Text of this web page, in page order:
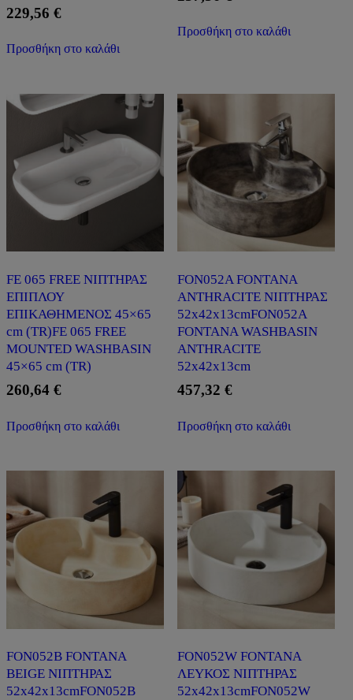
229,56 €
Προσθήκη στο καλάθι
Προσθήκη στο καλάθι
FE 065 FREE ΝΙΠΤΗΡΑΣ
ΕΠΙΠΛΟΥ
ΕΠΙΚΑΘΗΜΕΝΟΣ 45×65
cm (TR)FE 065 FREE
MOUNTED WASHBASIN
45×65 cm (TR)
260,64 €
Προσθήκη στο καλάθι
FON052A FONTANA
ANTHRACITE ΝΙΠΤΗΡΑΣ
52x42x13cmFON052A
FONTANA WASHBASIN
ANTHRACITE
52x42x13cm
457,32 €
Προσθήκη στο καλάθι
FON052B FONTANA
BEIGE ΝΙΠΤΗΡΑΣ
52x42x13cmFON052B
FON052W FONTANA
ΛΕΥΚΟΣ ΝΙΠΤΗΡΑΣ
52x42x13cmFON052W